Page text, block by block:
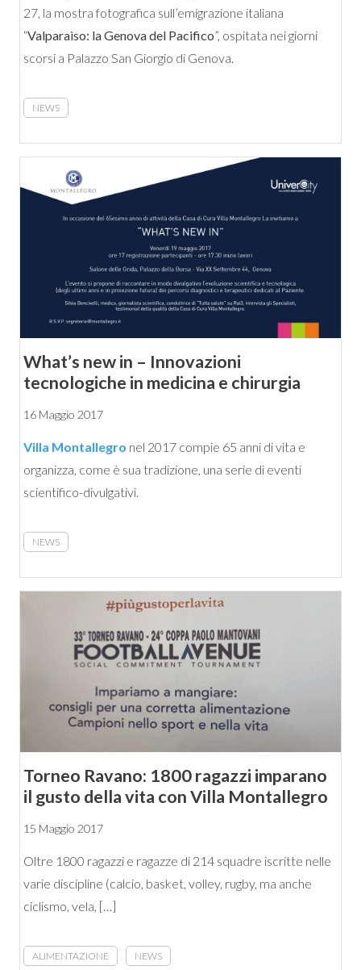
27, la mostra fotografica sull’emigrazione italiana
“Valparaìso: la Genova del Pacifico”, ospitata nei giorni
scorsi a Palazzo San Giorgio di Genova.
NEWS
What’s new in – Innovazioni
tecnologiche in medicina e chirurgia
16 Maggio 2017
Villa Montallegro nel 2017 compie 65 anni di vita e
organizza, come è sua tradizione, una serie di eventi
scientifico-divulgativi.
NEWS
Torneo Ravano: 1800 ragazzi imparano
il gusto della vita con Villa Montallegro
15 Maggio 2017
Oltre 1800 ragazzi e ragazze di 214 squadre iscritte nelle
varie discipline (calcio, basket, volley, rugby, ma anche
ciclismo, vela, […]
ALIMENTAZIONE NEWS